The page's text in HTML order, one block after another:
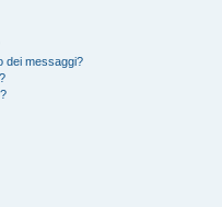
dei messaggi?